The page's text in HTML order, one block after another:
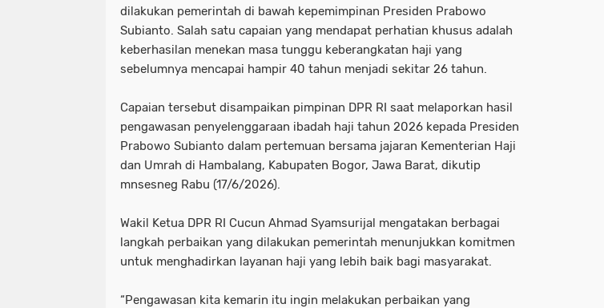
dilakukan pemerintah di bawah kepemimpinan Presiden Prabowo
Subianto. Salah satu capaian yang mendapat perhatian khusus adalah
keberhasilan menekan masa tunggu keberangkatan haji yang
sebelumnya mencapai hampir 40 tahun menjadi sekitar 26 tahun.
Capaian tersebut disampaikan pimpinan DPR RI saat melaporkan hasil
pengawasan penyelenggaraan ibadah haji tahun 2026 kepada Presiden
Prabowo Subianto dalam pertemuan bersama jajaran Kementerian Haji
dan Umrah di Hambalang, Kabupaten Bogor, Jawa Barat, dikutip
mnsesneg Rabu (17/6/2026).
Wakil Ketua DPR RI Cucun Ahmad Syamsurijal mengatakan berbagai
langkah perbaikan yang dilakukan pemerintah menunjukkan komitmen
untuk menghadirkan layanan haji yang lebih baik bagi masyarakat.
“Pengawasan kita kemarin itu ingin melakukan perbaikan yang